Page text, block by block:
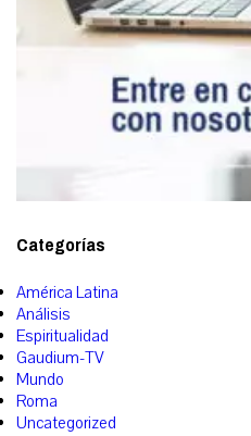
Categorías
América Latina
Análisis
Espiritualidad
Gaudium-TV
Mundo
Roma
Uncategorized